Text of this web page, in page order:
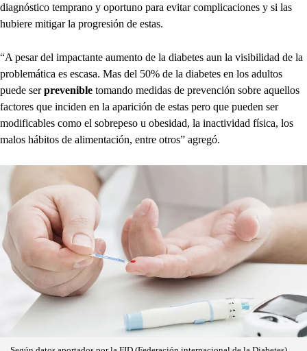
diagnóstico temprano y oportuno para evitar complicaciones y si las
hubiere mitigar la progresión de estas.
“A pesar del impactante aumento de la diabetes aun la visibilidad de la
problemática es escasa. Mas del 50% de la diabetes en los adultos
puede serprevenible tomando medidas de prevención sobre aquellos
factores que inciden en la aparición de estas pero que pueden ser
modificables como el sobrepeso u obesidad, la inactividad física, los
malos hábitos de alimentación, entre otros” agregó.